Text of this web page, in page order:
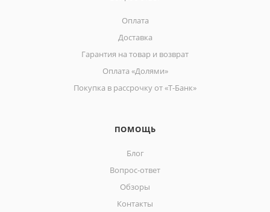
Оплата
Доставка
Гарантия на товар и возврат
Оплата «Долями»
Покупка в рассрочку от «Т-Банк»
ПОМОЩЬ
Блог
Вопрос-ответ
Обзоры
Контакты